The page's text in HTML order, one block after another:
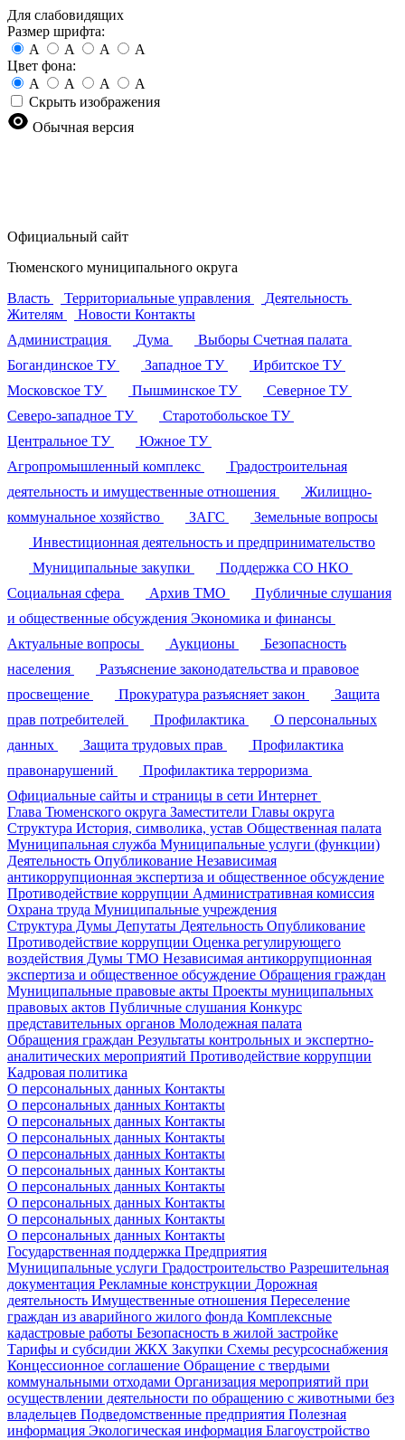
Для слабовидящих
Размер шрифта:
A
A A
A
Цвет фона:
A
A A
A
Скрыть изображения
Обычная версия
Официальный сайт
Тюменского муниципального округа
Власть
Территориальные управления
Деятельность
Жителям
Новости Контакты
Администрация
Дума Выборы Счетная палата
Богандинское ТУ
Западное ТУ
Ирбитское ТУ
Московское ТУ
Пышминское ТУ
Северное ТУ
Северо-западное ТУ
Старотобольское ТУ
Центральное ТУ
Южное ТУ
Агропромышленный комплекс
Градостроительная
деятельность и имущественные отношения
Жилищно-
коммунальное хозяйство
ЗАГС
Земельные вопросы
Инвестиционная деятельность и предпринимательство
Муниципальные закупки
Поддержка СО НКО
Социальная сфера
Архив ТМО
Публичные слушания
и общественные обсуждения Экономика и финансы
Актуальные вопросы
Аукционы
Безопасность
населения
Разъяснение законодательства и правовое
просвещение
Прокуратура разъясняет закон
Защита
прав потребителей
Профилактика
О персональных
данных
Защита трудовых прав
Профилактика
правонарушений
Профилактика терроризма
Официальные сайты и страницы в сети Интернет
Глава Тюменского округа Заместители Главы округа
Структура История, символика, устав Общественная палата
Муниципальная служба Муниципальные услуги (функции)
Деятельность Опубликование Независимая
антикоррупционная экспертиза и общественное обсуждение
Противодействие коррупции Административная комиссия
Охрана труда Муниципальные учреждения
Структура Думы Депутаты Деятельность Опубликование
Противодействие коррупции Оценка регулирующего
воздействия Думы ТМО Независимая антикоррупционная
экспертиза и общественное обсуждение Обращения граждан
Муниципальные правовые акты Проекты муниципальных
правовых актов Публичные слушания Конкурс
представительных органов Молодежная палата
Обращения граждан Результаты контрольных и экспертно-
аналитических мероприятий Противодействие коррупции
Кадровая политика
О персональных данных Контакты
О персональных данных Контакты
О персональных данных Контакты
О персональных данных Контакты
О персональных данных Контакты
О персональных данных Контакты
О персональных данных Контакты
О персональных данных Контакты
О персональных данных Контакты
О персональных данных Контакты
Государственная поддержка Предприятия
Муниципальные услуги Градостроительство Разрешительная
документация Рекламные конструкции Дорожная
деятельность Имущественные отношения Переселение
граждан из аварийного жилого фонда Комплексные
кадастровые работы Безопасность в жилой застройке
Тарифы и субсидии ЖКХ Закупки Схемы ресурсоснабжения
Концессионное соглашение Обращение с твердыми
коммунальными отходами Организация мероприятий при
осуществлении деятельности по обращению с животными без
владельцев Подведомственные предприятия Полезная
информация Экологическая информация Благоустройство